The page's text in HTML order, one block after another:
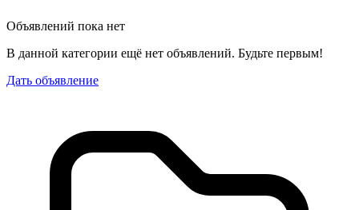
Объявлений пока нет
В данной категории ещё нет объявлений. Будьте первым!
Дать объявление